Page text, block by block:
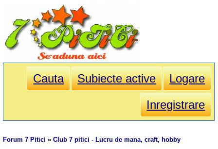
Cauta Subiecte active
Logare
Inregistrare
Forum 7 Pitici »Club 7 pitici - Lucru de mana, craft, hobby